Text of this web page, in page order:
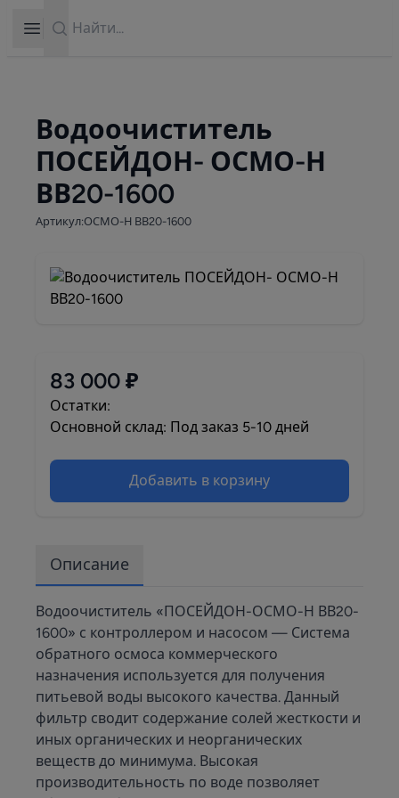
Open sidebar
Водоочиститель
ПОСЕЙДОН- ОСМО-Н
ВВ20-1600
Артикул:ОСМО-Н ВВ20-1600
83 000 ₽
Остатки:
Основной склад: Под заказ 5-10 дней
Добавить в корзину
Описание
Водоочиститель «ПОСЕЙДОН-ОСМО-Н ВВ20-
1600» с контроллером и насосом — Система
обратного осмоса коммерческого
назначения используется для получения
питьевой воды высокого качества. Данный
фильтр сводит содержание солей жесткости и
иных органических и неорганических
веществ до минимума. Высокая
производительность по воде позволяет